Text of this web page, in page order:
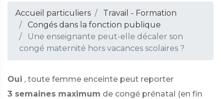
Accueil particuliers
Travail - Formation
Congés dans la fonction publique
Une enseignante peut-elle décaler son
congé maternité hors vacances scolaires ?
Oui , toute femme enceinte peut reporter
3 semaines maximum de congé prénatal (en fin